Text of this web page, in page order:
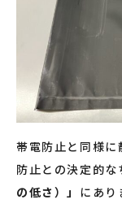
帯電防止と同様
防止との決定的な
の低さ）」 にあり